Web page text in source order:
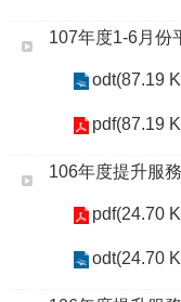
107年度1-6月份
odt(87.19
pdf(87.19
106年度提升服
pdf(24.70
odt(24.70